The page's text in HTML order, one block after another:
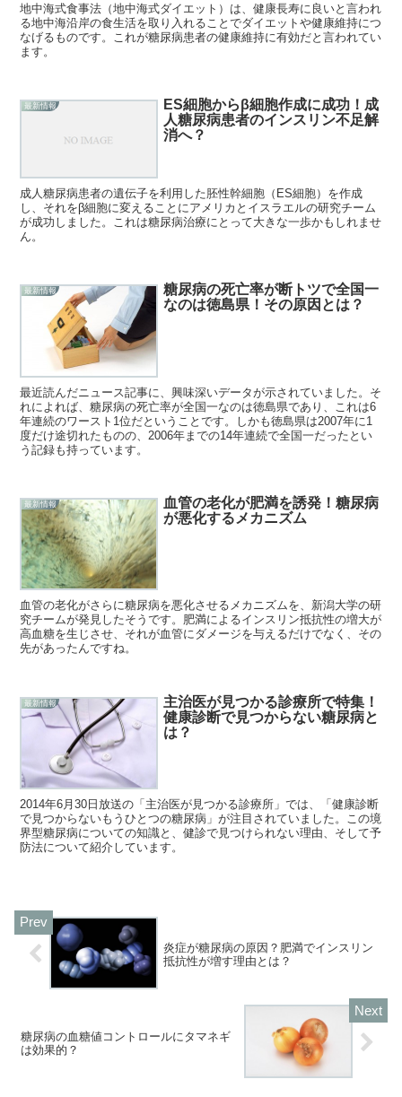
地中海式食事法（地中海式ダイエット）は、健康長寿に良いと言われ
る地中海沿岸の食生活を取り入れることでダイエットや健康維持につ
なげるものです。これが糖尿病患者の健康維持に有効だと言われてい
ます。
最新情報
ES細胞からβ細胞作成に成功！成
人糖尿病患者のインスリン不足解
消へ？
成人糖尿病患者の遺伝子を利用した胚性幹細胞（ES細胞）を作成
し、それをβ細胞に変えることにアメリカとイスラエルの研究チーム
が成功しました。これは糖尿病治療にとって大きな一歩かもしれませ
ん。
最新情報
糖尿病の死亡率が断トツで全国一
なのは徳島県！その原因とは？
最近読んだニュース記事に、興味深いデータが示されていました。そ
れによれば、糖尿病の死亡率が全国一なのは徳島県であり、これは6
年連続のワースト1位だということです。しかも徳島県は2007年に1
度だけ途切れたものの、2006年までの14年連続で全国一だったとい
う記録も持っています。
最新情報
血管の老化が肥満を誘発！糖尿病
が悪化するメカニズム
血管の老化がさらに糖尿病を悪化させるメカニズムを、新潟大学の研
究チームが発見したそうです。肥満によるインスリン抵抗性の増大が
高血糖を生じさせ、それが血管にダメージを与えるだけでなく、その
先があったんですね。
最新情報
主治医が見つかる診療所で特集！
健康診断で見つからない糖尿病と
は？
2014年6月30日放送の「主治医が見つかる診療所」では、「健康診断
で見つからないもうひとつの糖尿病」が注目されていました。この境
界型糖尿病についての知識と、健診で見つけられない理由、そして予
防法について紹介しています。
炎症が糖尿病の原因？肥満でインスリン
抵抗性が増す理由とは？
糖尿病の血糖値コントロールにタマネギ
は効果的？